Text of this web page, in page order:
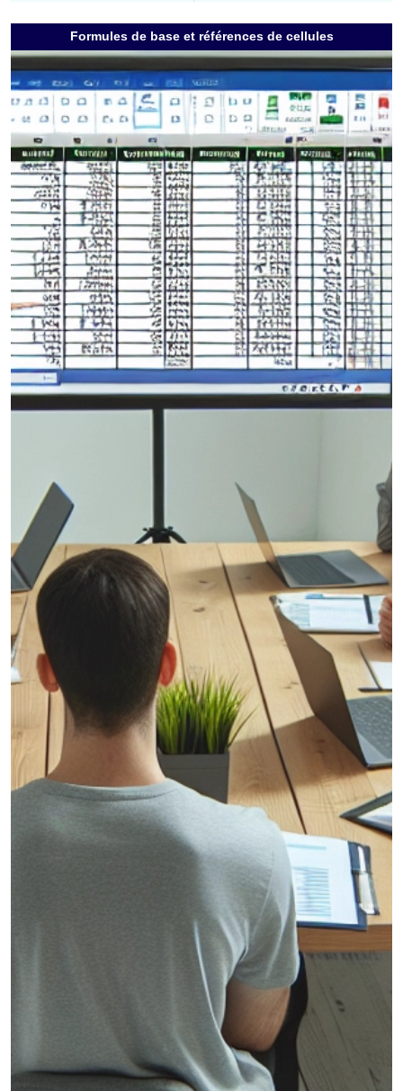
Formules de base et références de cellules